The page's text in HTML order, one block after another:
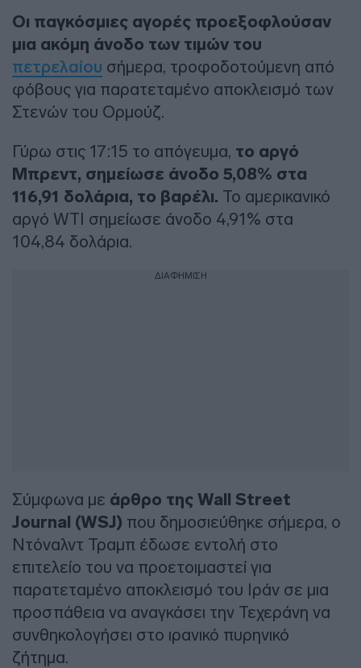
Οι παγκόσμιες αγορές προεξοφλούσαν
μια ακόμη άνοδο των τιμών του
πετρελαίου σήμερα, τροφοδοτούμενη από
φόβους για παρατεταμένο αποκλεισμό των
Στενών του Ορμούζ.
Γύρω στις 17:15 το απόγευμα, το αργό
Μπρεντ, σημείωσε άνοδο 5,08% στα
116,91 δολάρια, το βαρέλι. Το αμερικανικό
αργό WTI σημείωσε άνοδο 4,91% στα
104,84 δολάρια.
ΔΙΑΦΗΜΙΣΗ
Σύμφωνα με άρθρο της Wall Street
Journal (WSJ) που δημοσιεύθηκε σήμερα, ο
Ντόναλντ Τραμπ έδωσε εντολή στο
επιτελείο του να προετοιμαστεί για
παρατεταμένο αποκλεισμό του Ιράν σε μια
προσπάθεια να αναγκάσει την Τεχεράνη να
συνθηκολογήσει στο ιρανικό πυρηνικό
ζήτημα.